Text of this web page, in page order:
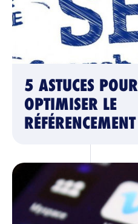
5 ASTUCES POUR
OPTIMISER LE
RÉFÉRENCEMENT